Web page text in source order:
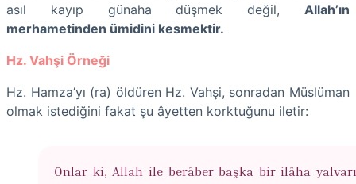
asıl kayıp günaha düşmek değil, Allah’ın
merhametinden ümidini kesmektir.
Hz. Vahşi Örneği
Hz. Hamza’yı (ra) öldüren Hz. Vahşi, sonradan Müslüman
olmak istediğini fakat şu âyetten korktuğunu iletir:
Onlar ki, Allah ile berâber başka bir ilâha